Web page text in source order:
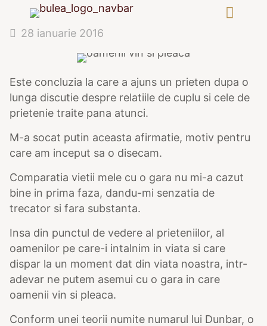
28 ianuarie 2016
Este concluzia la care a ajuns un prieten dupa o
lunga discutie despre relatiile de cuplu si cele de
prietenie traite pana atunci.
M-a socat putin aceasta afirmatie, motiv pentru
care am inceput sa o disecam.
Comparatia vietii mele cu o gara nu mi-a cazut
bine in prima faza, dandu-mi senzatia de
trecator si fara substanta.
Insa din punctul de vedere al prieteniilor, al
oamenilor pe care-i intalnim in viata si care
dispar la un moment dat din viata noastra, intr-
adevar ne putem asemui cu o gara in care
oamenii vin si pleaca.
Conform unei teorii numite numarul lui Dunbar, o